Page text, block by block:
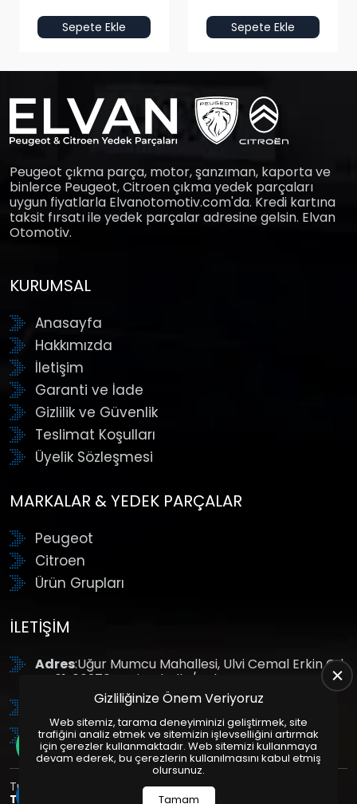
Sepete Ekle Sepete Ekle
Peugeot çıkma parça, motor, şanzıman, kaporta ve
binlerce Peugeot, Citroen çıkma yedek parçaları
uygun fiyatlarla Elvanotomotiv.com'da. Kredi kartına
taksit fırsatı ile yedek parçalar adresine gelsin. Elvan
Otomotiv.
KURUMSAL
Anasayfa
Hakkımızda
İletişim
Garanti ve İade
Gizlilik ve Güvenlik
Teslimat Koşulları
Üyelik Sözleşmesi
MARKALAR & YEDEK PARÇALAR
Peugeot
Citroen
Ürün Grupları
İLETIŞIM
Adres:Uğur Mumcu Mahallesi, Ulvi Cemal Erkin Cd.
No:61, 06370 Yenimahalle/Ankara
: +90 (312) 354 8888
GSM: +90 (532) 343 4085
Tüm Hakları Saklıdır. | Bu site Us Yazılım
Tasarım
Paketleri ile Hazırlanmıştır. © 2025
Gizliliğinize Önem Veriyoruz
Web sitemiz, tarama deneyiminizi geliştirmek, site
trafiğini analiz etmek ve sitemizin işlevselliğini artırmak
için çerezler kullanmaktadır. Web sitemizi kullanmaya
devam ederek, bu çerezlerin kullanılmasını kabul etmiş
olursunuz.
Tamam